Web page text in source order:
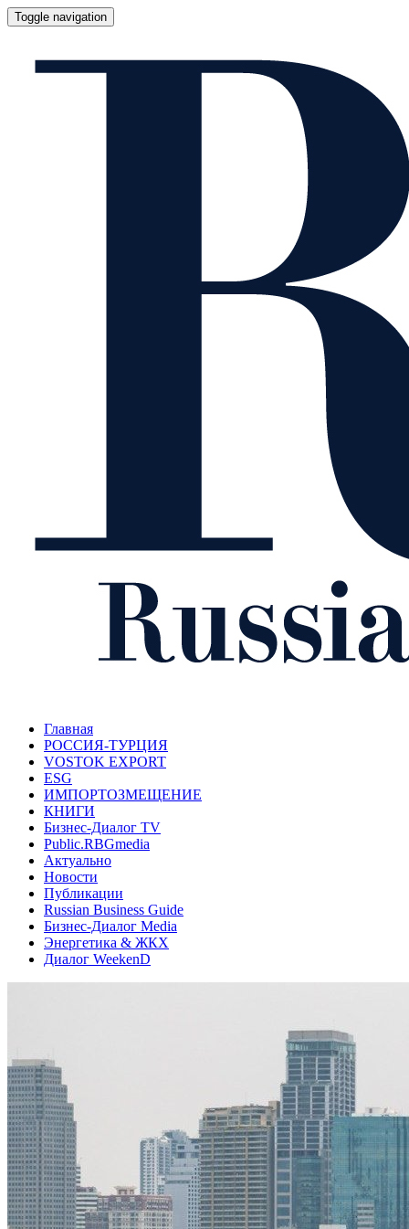
Toggle navigation
Главная
РОССИЯ-ТУРЦИЯ
VOSTOK EXPORT
ESG
ИМПОРТОЗМЕЩЕНИЕ
КНИГИ
Бизнес-Диалог TV
Public.RBGmedia
Актуально
Новости
Публикации
Russian Business Guide
Бизнес-Диалог Media
Энергетика & ЖКХ
Диалог WeekenD